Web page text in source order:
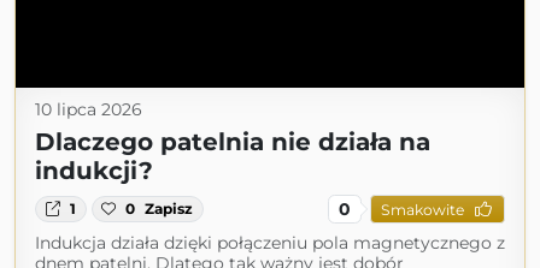
10 lipca 2026
Dlaczego patelnia nie działa na
indukcji?
1 0 Zapisz 0 Smakowite
Indukcja działa dzięki połączeniu pola magnetycznego z
dnem patelni. Dlatego tak ważny jest dobór